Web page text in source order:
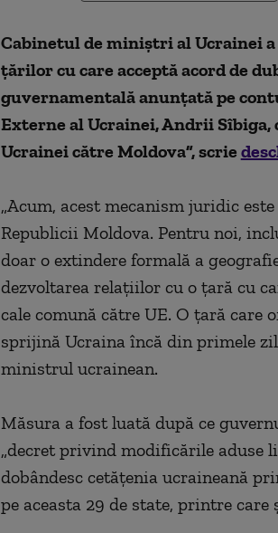
Cabinetul de miniştri al Ucrainei
ţărilor cu care acceptă acord de
guvernamentală anunţată pe
Externe al Ucrainei, Andrii Sîbiga,
Ucrainei către Moldova”, scrie
„Acum, acest mecanism juridic
Republicii Moldova. Pentru noi,
doar o extindere formală a
dezvoltarea relaţiilor cu o ţară cu
cale comună către UE. O ţară care
sprijină Ucraina încă din primele
ministrul ucrainean.
Măsura a fost luată după ce
„decret privind modificările aduse
dobândesc cetăţenia ucraineană
pe aceasta 29 de state, printre care